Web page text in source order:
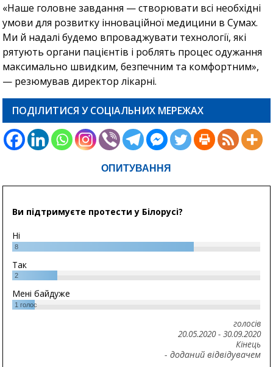
«Наше головне завдання — створювати всі необхідні
умови для розвитку інноваційної медицини в Сумах.
Ми й надалі будемо впроваджувати технології, які
рятують органи пацієнтів і роблять процес одужання
максимально швидким, безпечним та комфортним»,
— резюмував директор лікарні.
ПОДІЛИТИСЯ У СОЦІАЛЬНИХ МЕРЕЖАХ
ОПИТУВАННЯ
Ви підтримуєте протести у Білорусі?
Ні
8
Так
2
Мені байдуже
1 голос
голосів
20.05.2020- 30.09.2020
Кінець
- доданий відвідувачем